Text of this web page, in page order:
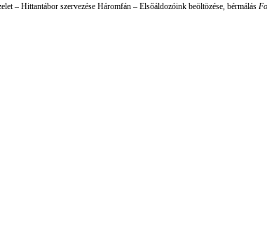
– Hittantábor szervezése Háromfán – Elsőáldozóink beöltözése, bérmálás